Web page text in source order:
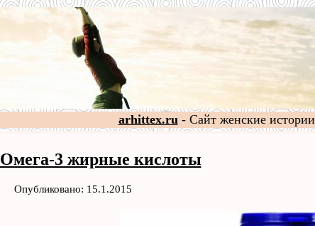
arhittex.ru- Сайт женские истории
Омега-3 жирные кислоты
Опубликовано: 15.1.2015